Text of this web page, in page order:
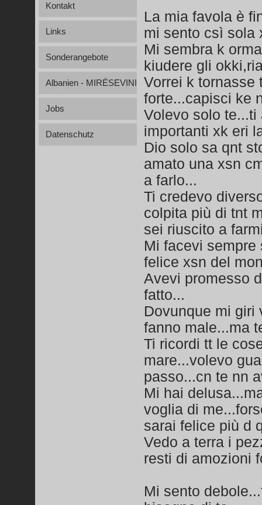
Kontakt
Links
Sonderangebote
Albanien - MIRËSEVINI
Jobs
Datenschutz
La mia favola è
mi sento csì sola
Mi sembra k
kiudere gli
Vorrei k tornasse
forte...capisci ke
Volevo solo
importanti xk eri
Dio solo sa qnt
amato una xsn
a farlo...
Ti credevo
colpita più di tnt
sei riuscito a
Mi facevi
felice xsn del
Avevi promesso
fatto...
Dovunque mi giri
fanno male...ma
Ti ricordi tt le
mare...volevo
passo...cn te nn
Mi hai
voglia di
sarai felice più d
Vedo a terra i
resti di amozioni
Mi sento